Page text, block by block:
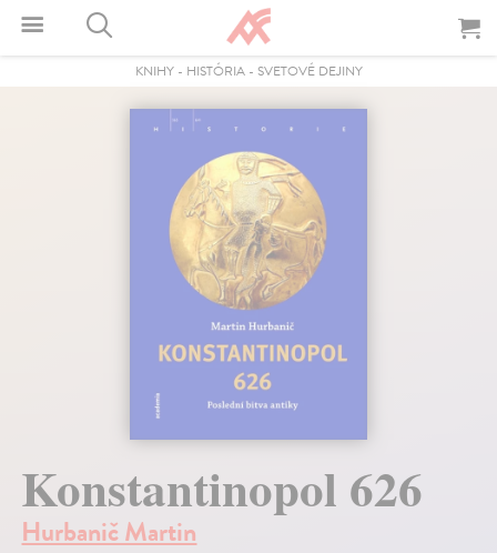
KNIHY- HISTÓRIA- SVETOVÉ DEJINY
Konstantinopol 626
Hurbanič Martin